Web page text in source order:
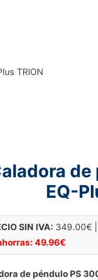
TRION
de
EQ-
SIN IVA: 349.00€
49.96€
de péndulo PS